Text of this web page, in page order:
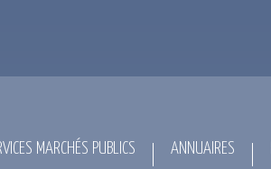
MARCHÉS PUBLICS ANNUAIRES